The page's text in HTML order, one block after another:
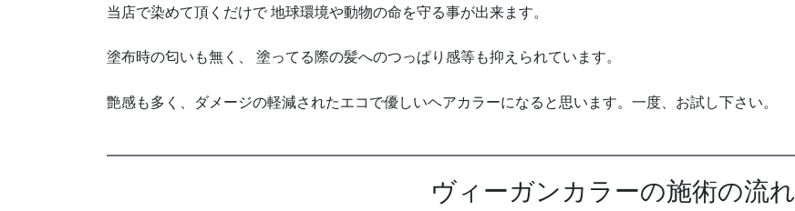
当店で染めて頂くだけで 地球環境や動物の命を守る事が出来ます。
塗布時の匂いも無く、 塗ってる際の髪へのつっぱり感等も抑えられています。
艶感も多く、ダメージの軽減されたエコで優しいヘアカラーになると思います。一度、お試し下さい。
ヴィーガンカラーの施術の流れ